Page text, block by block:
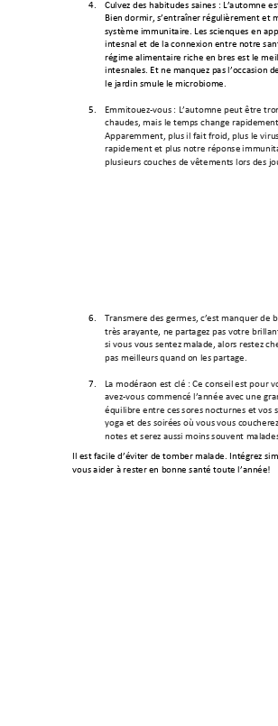
4. Cultivez des habitudes saines : L’automne
Bien dormir, s’entraîner régu lièrement et
système immunitaire. Les scientifiques en
intestinal et de la connexion entre notre
régime alimentaire riche en fibres est le
intestinales. Et ne manquez pas l’occasion
le jardin stimule le microbiome.
5. Emmitouflez-vous : L’automne peut être
chaudes, mais le temps change rapidem
Apparemment, plus il fait froid , plus le
rapidement et plus notre réponse
plusieurs couches de vêtements lors des
6. Transmettre des germes, c’est manquer de
très attrayante, ne partagez pas votre
si vous vous sentez malade, alors restez
pas meilleurs quand on les partage.
7. La modération est clé : Ce conseil est pour
avez-vous commencé l’année avec une
équilibre entre ces sorties nocturnes et vos s
yoga et des soirées où vous vous c
notes et serez aussi moins souvent
Il est facile d’éviter de tomber malade. Intégrez
vous aider à rester en bonne santé toute l’année!